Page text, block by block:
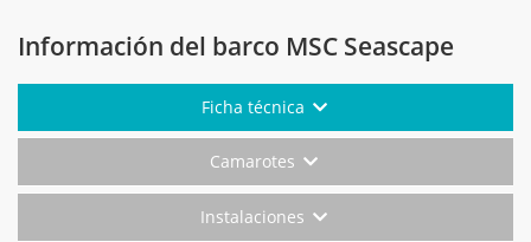
Información del barco MSC Seascape
Ficha técnica
Camarotes
Instalaciones